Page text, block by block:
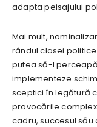
adapta peisajului
Mai mult,
rândul clasei
putea să-l
implementeze
sceptici în legătură
provocările
cadru, succesul